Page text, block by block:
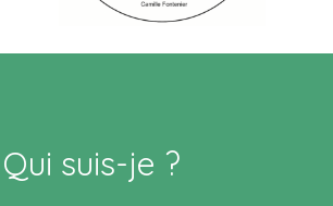
Qui suis-je ?